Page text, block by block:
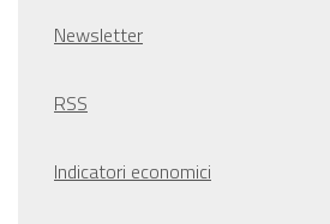
Newsletter
RSS
Indicatori economici